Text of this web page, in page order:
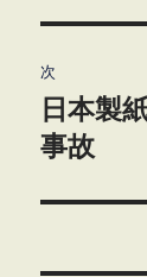
ゲ
ー
シ
次
次
の
稿:
日本製
事故